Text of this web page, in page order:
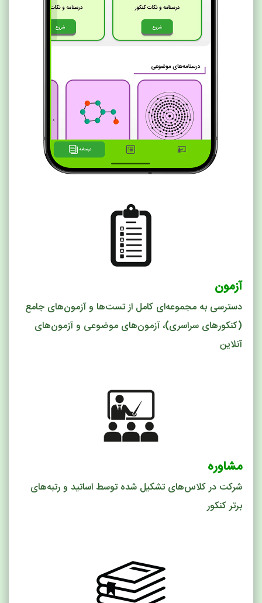
آزمون
دسترسی به مجموعه‌ای کامل از تست‌ها و آزمون‌های جامع
(کنکور‌های سراسری)، آزمون‌های موضوعی و آزمون‌های
آنلاین
مشاوره
شرکت در کلاس‌های تشکیل شده توسط اساتید و رتبه‌های
برتر کنکور